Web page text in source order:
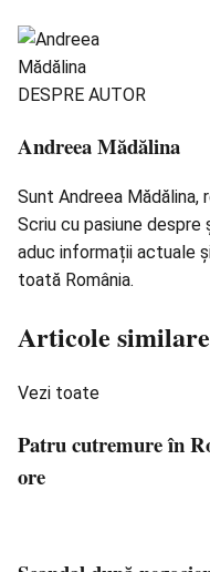
DESPRE AUTOR
Andreea Mădălina
Sunt Andreea Mădălina,
Scriu cu pasiune
aduc informații actuale
toată România.
Articole similare
Vezi toate
Patru cutremure în
ore